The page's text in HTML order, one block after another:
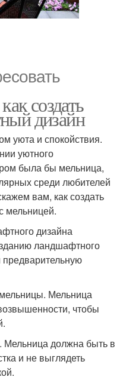
создать
дизайн
уюта и спокойствия.
уютного
была бы мельница,
среди любителей
вам, как создать
мельницей.
дизайна
ландшафтного
Мельница
чтобы
должна быть в
и не выглядеть